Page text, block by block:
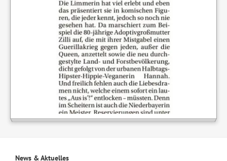
News & Aktuelles